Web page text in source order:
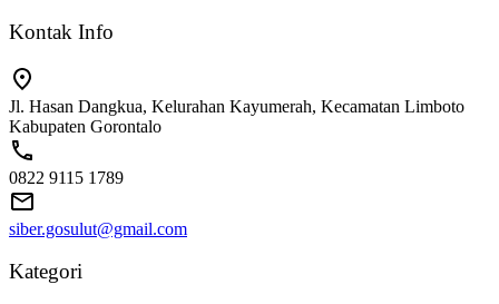
Kontak Info
Jl. Hasan Dangkua, Kelurahan Kayumerah, Kecamatan Limboto
Kabupaten Gorontalo
0822 9115 1789
siber.gosulut@gmail.com
Kategori